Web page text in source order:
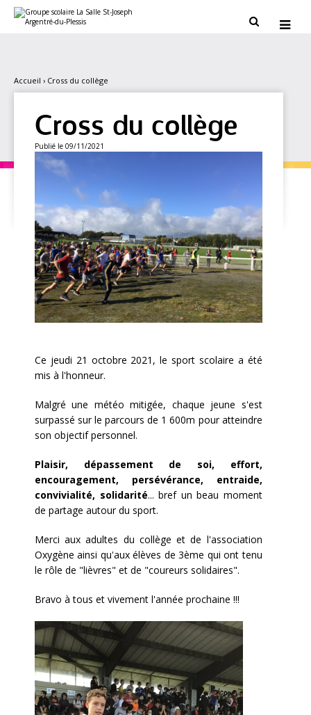
contenu.
personnels
 
Accueil › Cross du collège
Cross du collège
Publié le 09/11/2021
Ce jeudi 21 octobre 2021, le sport scolaire a été
mis à l'honneur.
Malgré une météo mitigée, chaque jeune s'est
surpassé sur le parcours de 1 600m pour atteindre
son objectif personnel.
Plaisir, dépassement de soi, effort,
encouragement, persévérance, entraide,
convivialité, solidarité... bref un beau moment
de partage autour du sport.
Merci aux adultes du collège et de l'association
Oxygène ainsi qu'aux élèves de 3ème qui ont tenu
le rôle de "lièvres" et de "coureurs solidaires".
Bravo à tous et vivement l'année prochaine !!!